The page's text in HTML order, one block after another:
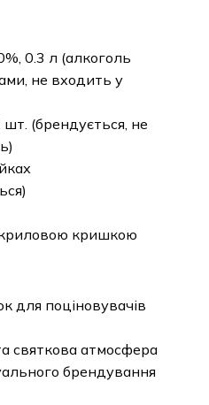
0.3 л (алкоголь
не входить у
шт. (брендується, не
кришкою
для поціновувачів
святкова атмосфера
брендування